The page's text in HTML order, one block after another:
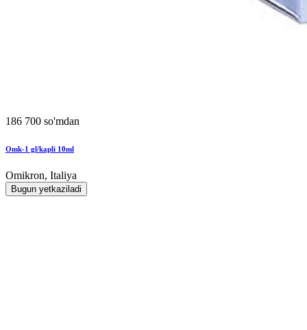
186 700 so'mdan
Omk-1 gl/kapli 10ml
Omikron, Italiya
Bugun yetkaziladi